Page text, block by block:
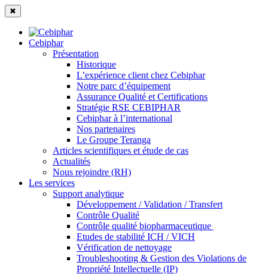
✖
Cebiphar
Présentation
Historique
L’expérience client chez Cebiphar
Notre parc d’équipement
Assurance Qualité et Certifications
Stratégie RSE CEBIPHAR
Cebiphar à l’international
Nos partenaires
Le Groupe Teranga
Articles scientifiques et étude de cas
Actualités
Nous rejoindre (RH)
Les services
Support analytique
Développement / Validation / Transfert
Contrôle Qualité
Contrôle qualité biopharmaceutique
Etudes de stabilité ICH / VICH
Vérification de nettoyage
Troubleshooting & Gestion des Violations de
Propriété Intellectuelle (IP)